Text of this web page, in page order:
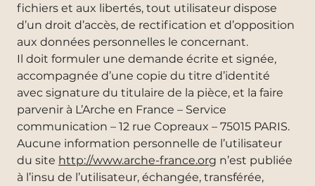
fichiers et aux libertés, tout utilisateur dispose
d’un droit d’accès, de rectification et d’opposition
aux données personnelles le concernant.
Il doit formuler une demande écrite et signée,
accompagnée d’une copie du titre d’identité
avec signature du titulaire de la pièce, et la faire
parvenir à L’Arche en France – Service
communication – 12 rue Copreaux – 75015 PARIS.
Aucune information personnelle de l’utilisateur
du site http://www.arche-france.org n’est publiée
à l’insu de l’utilisateur, échangée, transférée,